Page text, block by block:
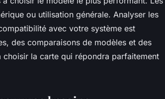
ou utilisation générale. Analyser les
avec votre système est
des comparaisons de modèles et des
la carte qui répondra parfaitement